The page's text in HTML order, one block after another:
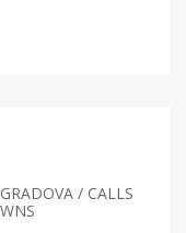
/ CALLS